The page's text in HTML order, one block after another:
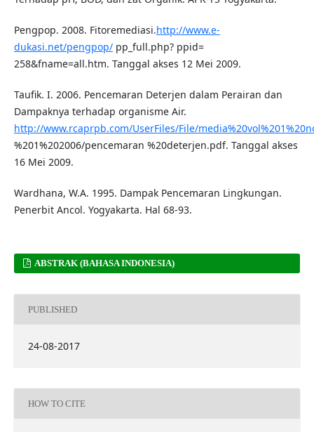
Pengpop. 2008. Fitoremediasi.http://www.e-
dukasi.net/pengpop/pp_full.php? ppid=
258&fname=all.htm. Tanggal akses 12 Mei 2009.
Taufik. I. 2006. Pencemaran Deterjen dalam Perairan dan
Dampaknya terhadap organisme Air.
http://www.rcaprpb.com/UserFiles/File/
%201%202006/pencemaran %20deterjen.pdf. Tanggal akses
16 Mei 2009.
Wardhana, W.A. 1995. Dampak Pencemaran Lingkungan.
Penerbit Ancol. Yogyakarta. Hal 68-93.
ABSTRAK (BAHASA INDONESIA)
PUBLISHED
24-08-2017
HOW TO CITE